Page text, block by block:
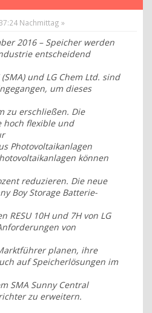
Nachmittag »
2016 – Speicher werden
entscheidend
und LG Chem Ltd. sind
um dieses
zu erschließen. Die
hoch flexible und
Photovoltaikanlagen
können
reduzieren. Die neue
Boy Storage Batterie-
RESU 10H und 7H von LG
von
planen, ihre
auf Speicherlösungen im
SMA Sunny Central
zu erweitern.